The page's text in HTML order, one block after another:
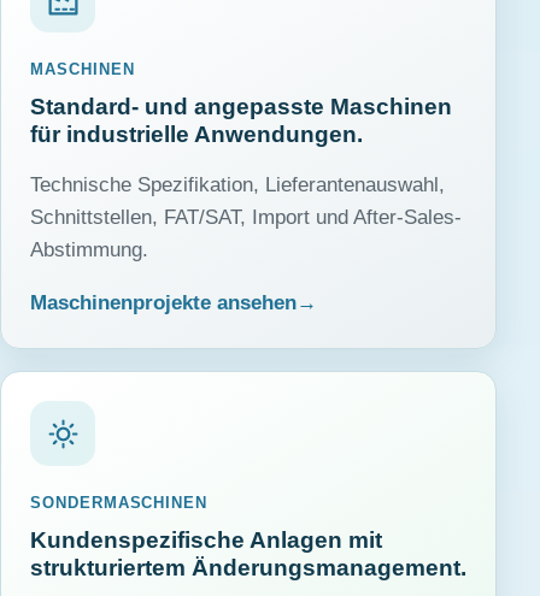
MASCHINEN
Standard- und angepasste Maschinen
für industrielle Anwendungen.
Technische Spezifikation, Lieferantenauswahl,
Schnittstellen, FAT/SAT, Import und After-Sales-
Abstimmung.
Maschinenprojekte ansehen
SONDERMASCHINEN
Kundenspezifische Anlagen mit
strukturiertem Änderungsmanagement.